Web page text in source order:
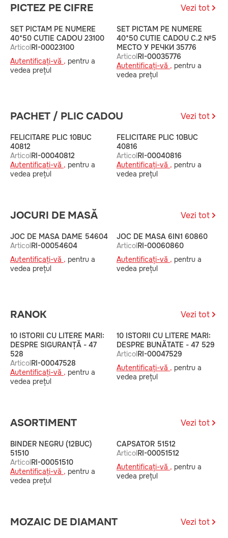
PICTEZ PE CIFRE Vezi tot
SET PICTAM PE NUMERE
40*50 CUTIE CADOU 23100
ArticolRI-00023100
Autentificați-vă , pentru a
vedea prețul
SET PICTAM PE NUMERE
40*50 CUTIE CADOU С.2 №5
МЕСТО У РЕЧКИ 35776
ArticolRI-00035776
Autentificați-vă , pentru a
vedea prețul
PACHET / PLIC CADOU Vezi tot
FELICITARE PLIC 10BUC
40812
ArticolRI-00040812
Autentificați-vă , pentru a
vedea prețul
FELICITARE PLIC 10BUC
40816
ArticolRI-00040816
Autentificați-vă , pentru a
vedea prețul
JOCURI DE MASĂ Vezi tot
JOC DE MASA DAME 54604
ArticolRI-00054604
Autentificați-vă , pentru a
vedea prețul
JOC DE MASA 6IN1 60860
ArticolRI-00060860
Autentificați-vă , pentru a
vedea prețul
RANOK Vezi tot
10 ISTORII CU LITERE MARI:
DESPRE SIGURANȚĂ - 47
528
ArticolRI-00047528
Autentificați-vă , pentru a
vedea prețul
10 ISTORII CU LITERE MARI:
DESPRE BUNĂTATE - 47 529
ArticolRI-00047529
Autentificați-vă , pentru a
vedea prețul
ASORTIMENT Vezi tot
BINDER NEGRU (12BUC)
51510
ArticolRI-00051510
Autentificați-vă , pentru a
vedea prețul
CAPSATOR 51512
ArticolRI-00051512
Autentificați-vă , pentru a
vedea prețul
MOZAIC DE DIAMANT Vezi tot